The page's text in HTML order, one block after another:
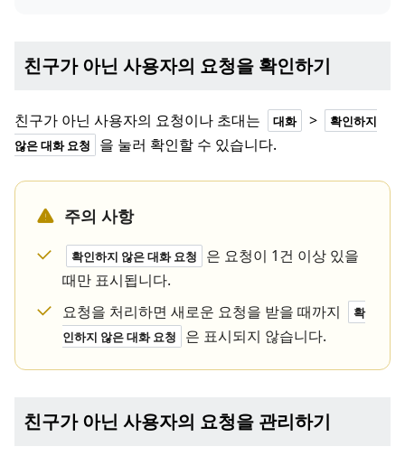
친구가 아닌 사용자의 요청을 확인하기
친구가 아닌 사용자의 요청이나 초대는 대화 >
확인하지
않은 대화 요청
을 눌러 확인할 수 있습니다.
주의 사항
확인하지 않은 대화 요청
은 요청이 1건 이상 있을
때만 표시됩니다.
요청을 처리하면 새로운 요청을 받을 때까지
확
인하지 않은 대화 요청
은 표시되지 않습니다.
친구가 아닌 사용자의 요청을 관리하기